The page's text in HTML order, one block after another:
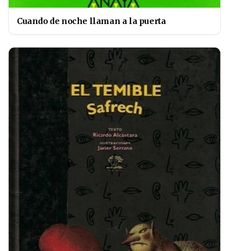
Cuando de noche llaman a la puerta